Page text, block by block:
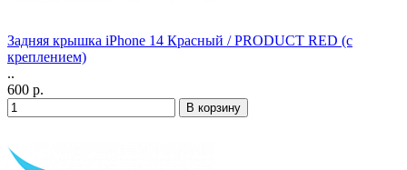
Задняя крышка iPhone 14 Красный / PRODUCT RED (с
креплением)
..
600 р.